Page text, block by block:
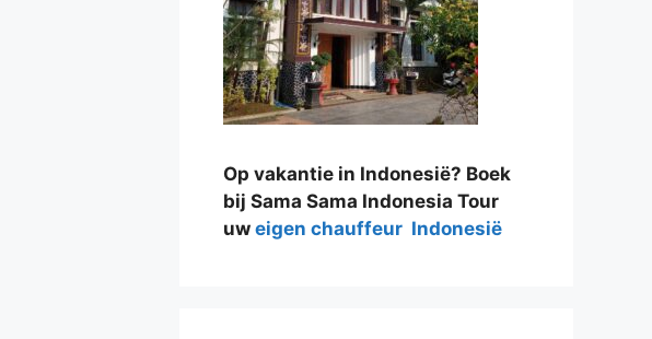
Op vakantie in Indonesië? Boek
bij Sama Sama Indonesia Tour
uw eigen chauffeur Indonesië